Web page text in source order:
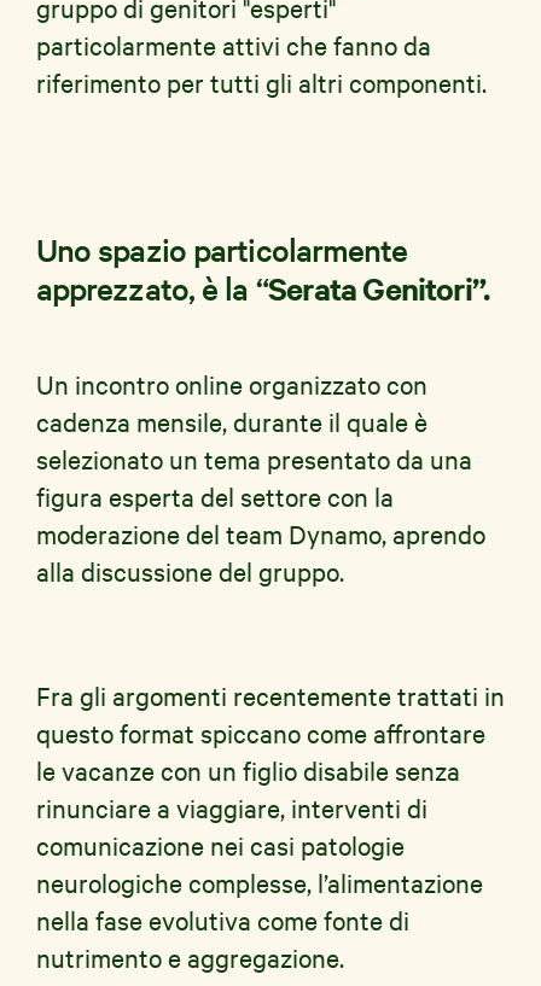
gruppo di genitori "esperti"
particolarmente attivi che fanno da
riferimento per tutti gli altri componenti.
Uno spazio particolarmente
apprezzato, è la “Serata Genitori”.
Un incontro online organizzato con
cadenza mensile, durante il quale è
selezionato un tema presentato da una
figura esperta del settore con la
moderazione del team Dynamo, aprendo
alla discussione del gruppo.
Fra gli argomenti recentemente trattati in
questo format spiccano come affrontare
le vacanze con un figlio disabile senza
rinunciare a viaggiare, interventi di
comunicazione nei casi patologie
neurologiche complesse, l’alimentazione
nella fase evolutiva come fonte di
nutrimento e aggregazione.